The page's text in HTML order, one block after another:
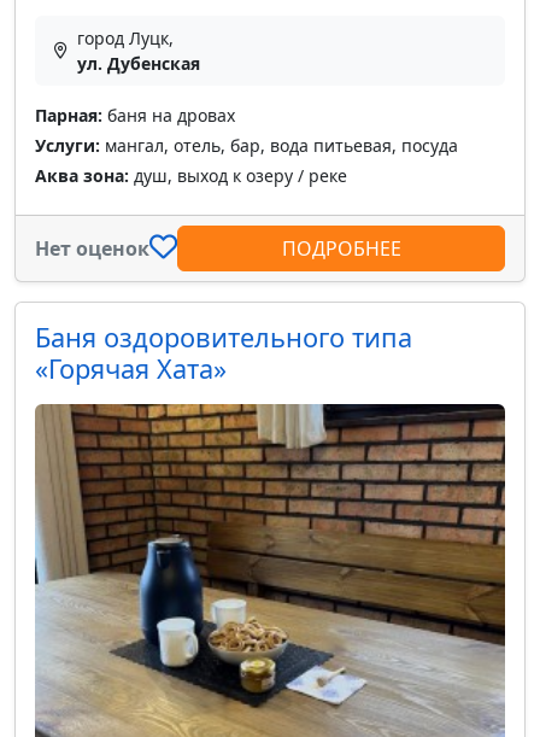
город Луцк,
ул. Дубенская
Парная: баня на дровах
Услуги: мангал, отель, бар, вода питьевая, посуда
Аква зона: душ, выход к озеру / реке
Нет оценок ПОДРОБНЕЕ
Баня оздоровительного типа
«Горячая Хата»